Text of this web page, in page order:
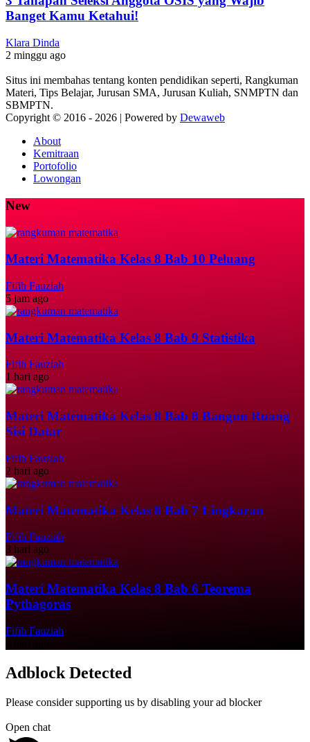
Banget Kamu Ketahui!
Klara Dinda
2 minggu ago
Situs ini membahas tentang konten pendidikan seperti, Rangkuman
Materi, Tips Belajar, Jurusan SMA, Jurusan Kuliah, SNMPTN dan
SBMPTN.
Copyright © 2016 - 2026 | Powered by Dewaweb
About
Kemitraan
Portofolio
Lowongan
New
Materi Matematika Kelas 8 Bab 10 Peluang
Fifih Fauziah
5 jam ago
Materi Matematika Kelas 8 Bab 9 Statistika
Fifih Fauziah
1 hari ago
Materi Matematika Kelas 8 Bab 8 Bangun Ruang
Sisi Datar
Fifih Fauziah
2 hari ago
Materi Matematika Kelas 8 Bab 7 Lingkaran
Fifih Fauziah
3 hari ago
Materi Matematika Kelas 8 Bab 6 Teorema
Pythagoras
Fifih Fauziah
Adblock Detected
Please consider supporting us by disabling your ad blocker
Open chat